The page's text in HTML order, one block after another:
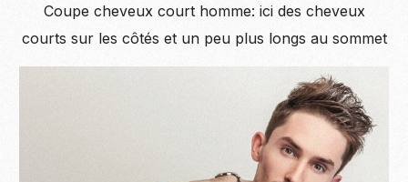
Coupe cheveux court homme: ici des cheveux
courts sur les côtés et un peu plus longs au sommet